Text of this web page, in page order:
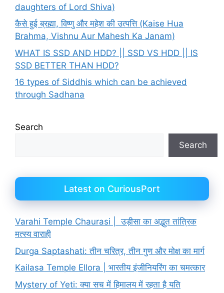
daughters of Lord Shiva)
कैसे हुई ब्रह्मा, विष्णु और महेश की उत्पत्ति (Kaise Hua
Brahma, Vishnu Aur Mahesh Ka Janam)
WHAT IS SSD AND HDD? || SSD VS HDD || IS
SSD BETTER THAN HDD?
16 types of Siddhis which can be achieved
through Sadhana
Search
Search
Latest on CuriousPort
Varahi Temple Chaurasi | उड़ीसा का अद्भुत तांत्रिक
मत्स्य वाराही
Durga Saptashati: तीन चरित्र, तीन गुण और मोक्ष का मार्ग
Kailasa Temple Ellora | भारतीय इंजीनियरिंग का चमत्कार
Mystery of Yeti: क्या सच में हिमालय में रहता है यति